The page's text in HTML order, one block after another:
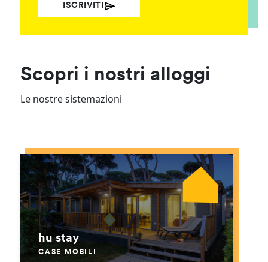
ISCRIVITI
Scopri i nostri alloggi
Le nostre sistemazioni
hu stay
CASE MOBILI